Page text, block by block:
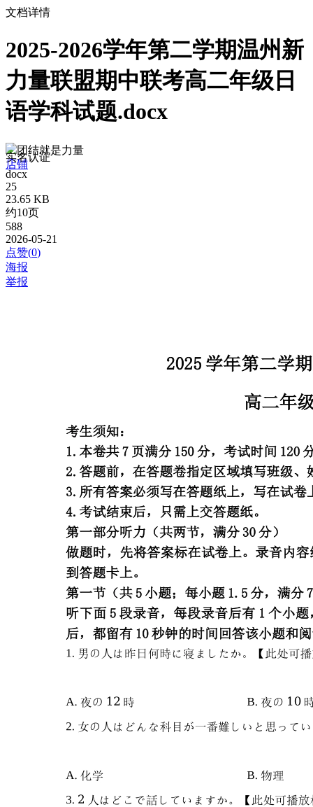
文档详情
2025-2026学年第二学期温州新
力量联盟期中联考高二年级日
语学科试题.docx
团结就是力量
实名认证
店铺
docx
25
23.65 KB
约10页
588
2026-05-21
点赞(0)
海报
举报